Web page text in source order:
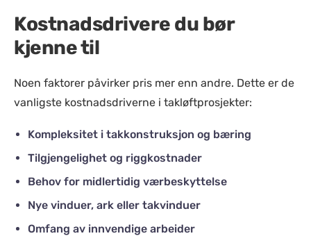
Kostnadsdrivere du bør
kjenne til
Noen faktorer påvirker pris mer enn andre. Dette er de
vanligste kostnadsdriverne i takløftprosjekter:
Kompleksitet i takkonstruksjon og bæring
Tilgjengelighet og riggkostnader
Behov for midlertidig værbeskyttelse
Nye vinduer, ark eller takvinduer
Omfang av innvendige arbeider